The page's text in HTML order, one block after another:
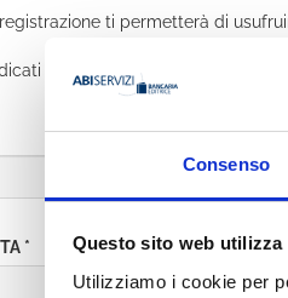
Consenso
Questo sito web utilizza
Utilizziamo i cookie per
ti permetterà di
con * sono obbligatori
*